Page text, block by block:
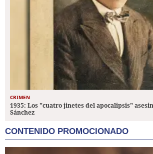
CRIMEN
1935: Los "cuatro jinetes del apocalipsis"
Sánchez
CONTENIDO PROMOCIONADO